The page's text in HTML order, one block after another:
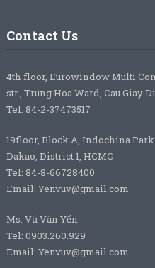
Contact Us
4th floor, Eurowindow Multi
str., Trung Hoa Ward, Cau Giay
Tel: 84-2-37473517
19floor, Block A, Indochina
Dakao, District 1, HCMC
Tel: 84-8-66728400
Email: Yenvuv@gmail.com
Ms. Vũ Vân Yến
Tel: 0903.260.929
Email: Yenvuv@gmail.com